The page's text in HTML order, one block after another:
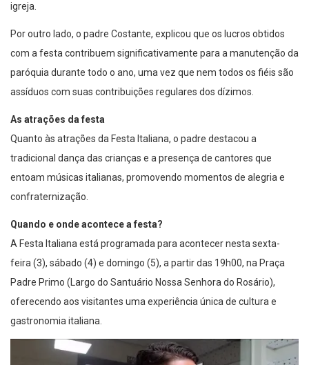
igreja.
Por outro lado, o padre Costante, explicou que os lucros obtidos
com a festa contribuem significativamente para a manutenção da
paróquia durante todo o ano, uma vez que nem todos os fiéis são
assíduos com suas contribuições regulares dos dízimos.
As atrações da festa
Quanto às atrações da Festa Italiana, o padre destacou a
tradicional dança das crianças e a presença de cantores que
entoam músicas italianas, promovendo momentos de alegria e
confraternização.
Quando e onde acontece a festa?
A Festa Italiana está programada para acontecer nesta sexta-
feira (3), sábado (4) e domingo (5), a partir das 19h00, na Praça
Padre Primo (Largo do Santuário Nossa Senhora do Rosário),
oferecendo aos visitantes uma experiência única de cultura e
gastronomia italiana.